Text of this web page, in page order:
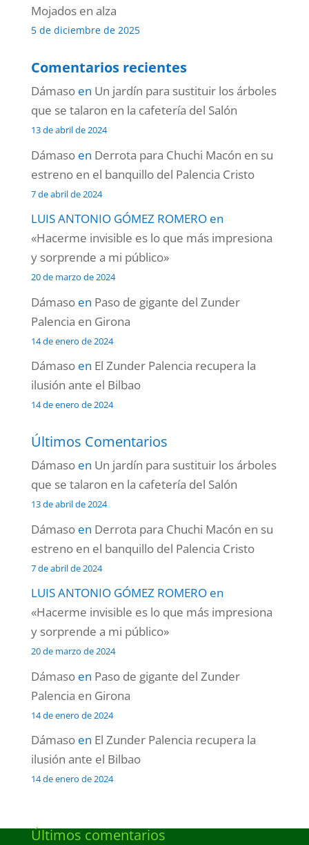
Mojados en alza
5 de diciembre de 2025
Comentarios recientes
Dámasoen Un jardín para sustituir los árboles
que se talaron en la cafetería del Salón
13 de abril de 2024
Dámasoen Derrota para Chuchi Macón en su
estreno en el banquillo del Palencia Cristo
7 de abril de 2024
LUIS ANTONIO GÓMEZ ROMEROen
«Hacerme invisible es lo que más impresiona
y sorprende a mi público»
20 de marzo de 2024
Dámasoen Paso de gigante del Zunder
Palencia en Girona
14 de enero de 2024
Dámasoen El Zunder Palencia recupera la
ilusión ante el Bilbao
14 de enero de 2024
Últimos Comentarios
Dámasoen Un jardín para sustituir los árboles
que se talaron en la cafetería del Salón
13 de abril de 2024
Dámasoen Derrota para Chuchi Macón en su
estreno en el banquillo del Palencia Cristo
7 de abril de 2024
LUIS ANTONIO GÓMEZ ROMEROen
«Hacerme invisible es lo que más impresiona
y sorprende a mi público»
20 de marzo de 2024
Dámasoen Paso de gigante del Zunder
Palencia en Girona
14 de enero de 2024
Dámasoen El Zunder Palencia recupera la
ilusión ante el Bilbao
14 de enero de 2024
Últimos comentarios